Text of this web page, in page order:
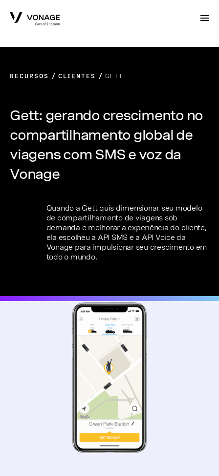
RECURSOS CLIENTES GETT
Gett: gerando crescimento no
compartilhamento global de
viagens com SMS e voz da
Vonage
Quando a Gett quis dimensionar seu modelo
de compartilhamento de viagens sob
demanda e melhorar a experiência do cliente,
ela escolheu a API SMS e a API Voice da
Vonage para impulsionar seu crescimento em
todo o mundo.